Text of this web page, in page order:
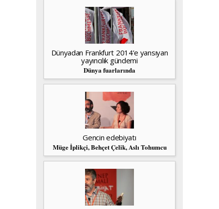
Dünyadan Frankfurt 2014’e yansıyan
yayıncılık gündemi
Dünya fuarlarında
Gencin edebiyatı
Müge İplikçi, Behçet Çelik, Aslı Tohumcu